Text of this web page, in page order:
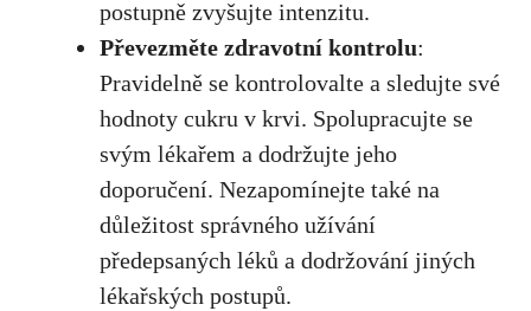
⁢postupně zvyšujte intenzitu.
Převezměte zdravotní kontrolu:
Pravidelně se kontrolovalte a sledujte své
‌hodnoty cukru v krvi. Spolupracujte se
svým lékařem ⁢a dodržujte jeho
doporučení. Nezapomínejte také na
důležitost správného užívání
předepsaných léků‍ a dodržování jiných
lékařských ‌postupů.